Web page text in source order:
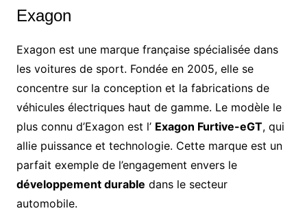
Exagon
Exagon est une marque française spécialisée dans
les voitures de sport. Fondée en 2005, elle se
concentre sur la conception et la fabrications de
véhicules électriques haut de gamme. Le modèle le
plus connu d’Exagon est l’ Exagon Furtive-eGT, qui
allie puissance et technologie. Cette marque est un
parfait exemple de l’engagement envers le
développement durable dans le secteur
automobile.